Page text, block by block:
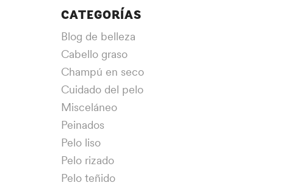
CATEGORÍAS
Blog de belleza
Cabello graso
Champú en seco
Cuidado del pelo
Misceláneo
Peinados
Pelo liso
Pelo rizado
Pelo teñido